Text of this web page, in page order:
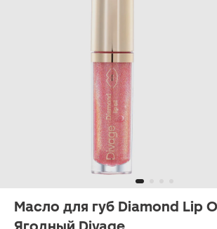
Масло для губ Diamond Lip